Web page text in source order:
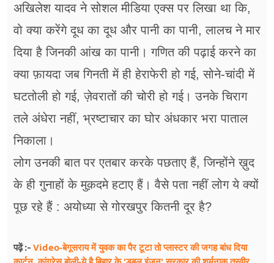
अखिलेश यादव ने सोशल मीडिया एक्स पर लिखा था कि,
वो क्या करेंगे दूध का दूध और पानी का पानी, लालच ने मार
दिया है जिनकी आंख का पानी। गणित की पढ़ाई करने का
क्या फ़ायदा जब गिनती में ही हेराफेरी हो गई, सोने-चांदी में
घटतोली हो गई, ज़ेवरातों की चोरी हो गई। उनके चिराग
तले अंधेरा नहीं, भ्रष्टाचार का घोर अंधकार भरा पाताल
निकाला।
लोग उनकी बात पर एतबार करके पछताए हैं, जिन्होंने ख़ुद
के ही गुनाहों के मुक़दमे हटाए हैं। वैसे पता नहीं लोग ये क्यों
पूछ रहे हैं : अयोध्या से गोरखपुर कितनी दूर है?
पढ़ें :- Video-बेगूसराय में युवक का पैर टूटा तो प्लास्टर की जगह बांध दिया